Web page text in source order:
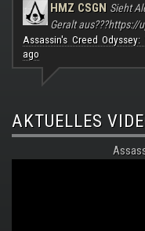
HMZ CSGN Sieht
Geralt aus???https://
Assassin's Creed
ago
AKTUELLES